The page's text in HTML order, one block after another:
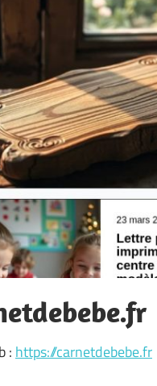
: https://carnetdebebe.fr